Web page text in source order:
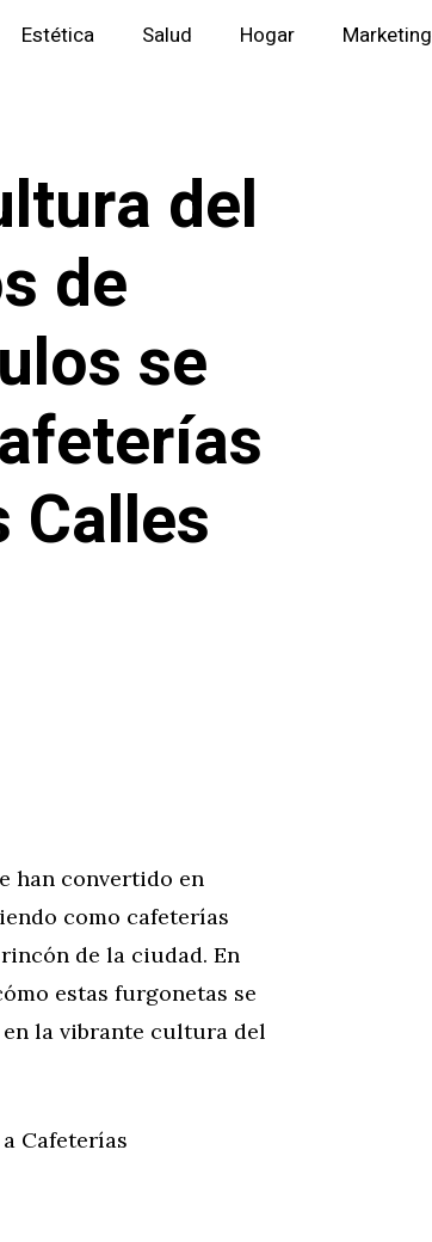
Estética Salud Hogar Marketing
del
de
se
Calles
han convertido en
como cafeterías
de la ciudad. En
estas furgonetas se
la vibrante cultura del
Cafeterías